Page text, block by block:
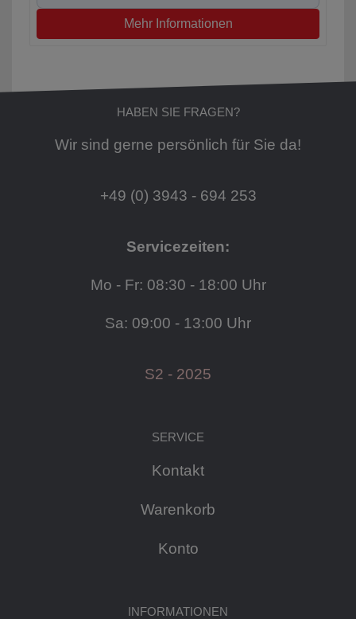
Mehr Informationen
HABEN SIE FRAGEN?
Wir sind gerne persönlich für Sie da!
+49 (0) 3943 - 694 253
Servicezeiten:
Mo - Fr: 08:30 - 18:00 Uhr
Sa: 09:00 - 13:00 Uhr
S2 - 2025
SERVICE
Kontakt
Warenkorb
Konto
INFORMATIONEN